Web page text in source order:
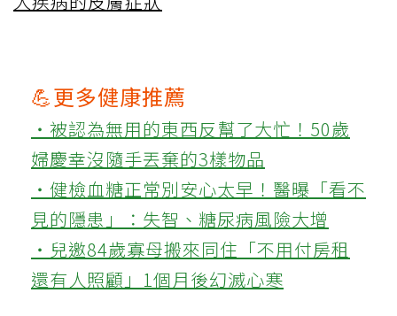
💪更多健康推薦
‧被認為無用的東西反幫了大忙！50歲
婦慶幸沒隨手丟棄的3樣物品
‧健檢血糖正常別安心太早！醫曝「看不
見的隱患」：失智、糖尿病風險大增
‧兒邀84歲寡母搬來同住「不用付房租
還有人照顧」1個月後幻滅心寒